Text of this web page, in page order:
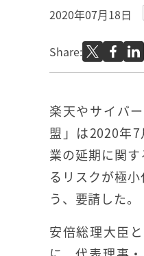
2020年07月18日
Share:
楽天やサイバ
盟」は2020年
業の延期に関
るリスクが極
う、要請した。
安倍総理大臣